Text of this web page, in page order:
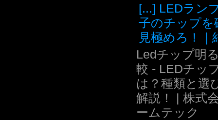
[...] LEDラン
子のチップを
見極めろ！｜
Ledチップ明
較 - LEDチッ
は？種類と選
解説！ | 株式
ームテック